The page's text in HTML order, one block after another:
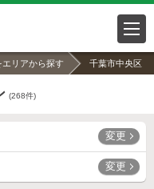
リアから探す 千葉市中央区
(268件)
変更
変更